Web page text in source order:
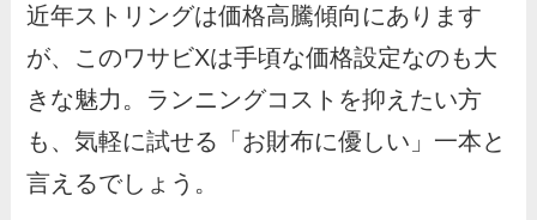
近年ストリングは価格高騰傾向にあります
が、このワサビXは手頃な価格設定なのも大
きな魅力。ランニングコストを抑えたい方
も、気軽に試せる「お財布に優しい」一本と
言えるでしょう。